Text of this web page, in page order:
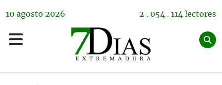
10 agosto 2026 2 . 054 . 114 lectores